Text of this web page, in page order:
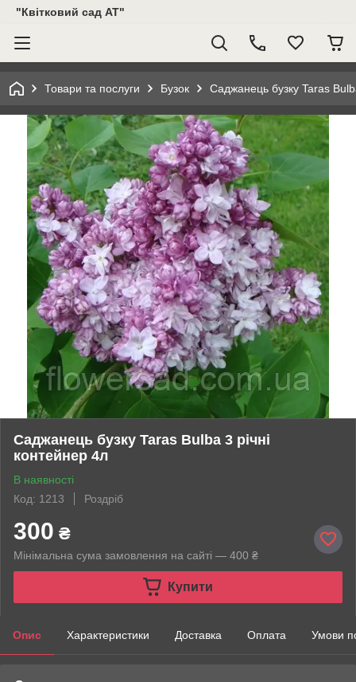
"Квітковий сад АТ"
Товари та послуги Бузок Саджанець бузку Taras
Саджанець бузку Taras Bulba 3 річні
контейнер 4л
В наявності
Код: 1213
Роздріб
300 ₴
Мінімальна сума замовлення на сайті — 400 ₴
Купити
Опис Характеристики Доставка Оплата Умови